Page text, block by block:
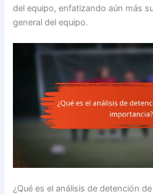
del equipo, enfatizando aún más
general del equipo.
¿Qué es el análisis de detención